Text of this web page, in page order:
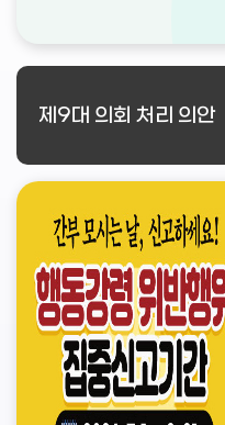
제9대 의회 처리 의안